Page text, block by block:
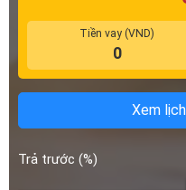
Tiền vay (VND)
0
Xem
Trả trước (%)